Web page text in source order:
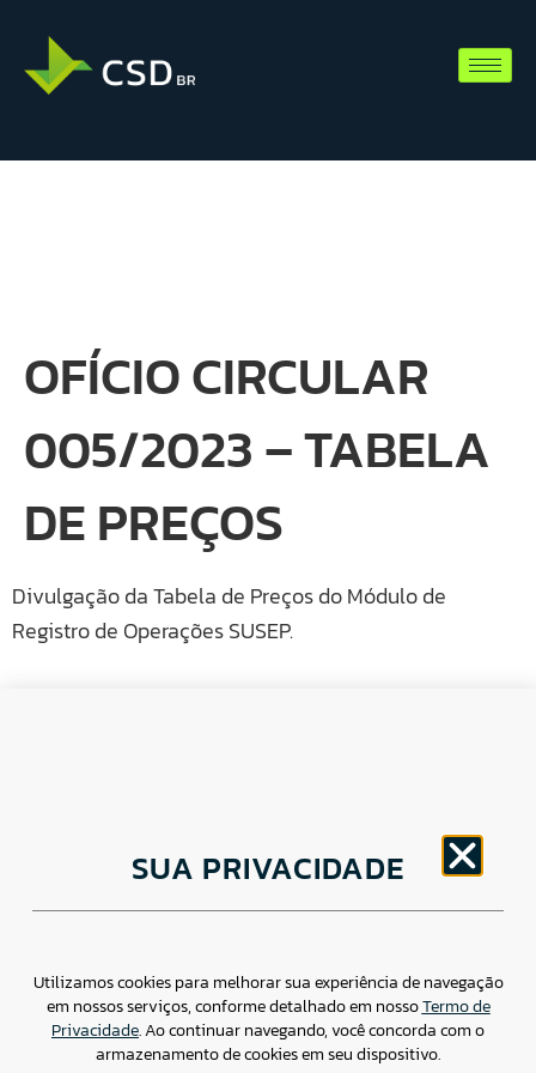
OFÍCIO CIRCULAR
005/2023 – TABELA
DE PREÇOS
Divulgação da Tabela de Preços do Módulo de
Registro de Operações SUSEP.
Av. Brigadeiro Faria Lima, 1779 – 5oAndar Jardim
Paulistano, São Paulo/ SP – CEP: 01452-914
Assessoria de imprensa: imprensa@csdbr.com
SUA PRIVACIDADE
Utilizamos cookies para melhorar sua experiência de navegação
em nossos serviços, conforme detalhado em nossoTermo de
Privacidade. Ao continuar navegando, você concorda com o
armazenamento de cookies em seu dispositivo.